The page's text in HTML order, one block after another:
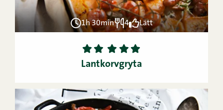
1h 30min 4 Lätt
1 2 3 4
5
Lantkorvgryta